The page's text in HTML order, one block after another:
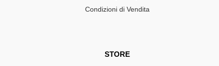
Condizioni di Vendita
STORE